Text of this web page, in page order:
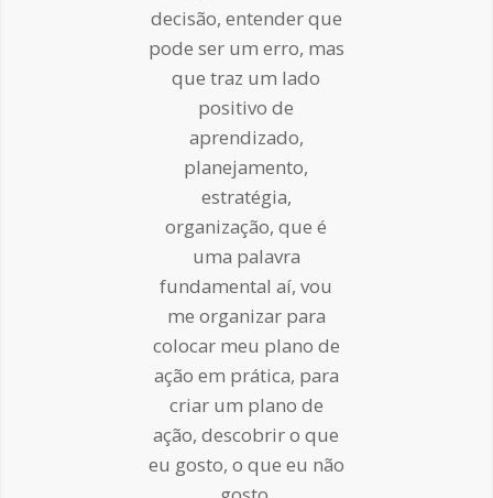
decisão, entender que
pode ser um erro, mas
que traz um lado
positivo de
aprendizado,
planejamento,
estratégia,
organização, que é
uma palavra
fundamental aí, vou
me organizar para
colocar meu plano de
ação em prática, para
criar um plano de
ação, descobrir o que
eu gosto, o que eu não